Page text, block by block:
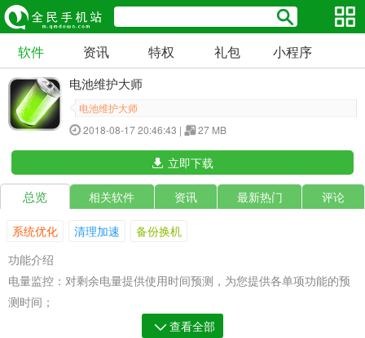
软件 资讯 特权 礼包 小程序
电池维护大师
电池维护大师
2018-08-17 20:46:43 |
27 MB
立即下载
总览 相关软件 资讯 最新热门 评论
系统优化 清理加速
备份换机
功能介绍
电量监控：对剩余电量提供使用时间预测，为您提供各单项功能的预
测时间；
充电状态：对电池进行快速的完全充电，有效的涓流充电，完美保护
查看全部